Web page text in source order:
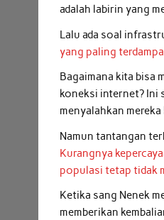
adalah labirin yang
Lalu ada soal
yang paling
Bagaimana kita bisa
koneksi internet? Ini
menyalahkan
Namun tantangan
Kurangnya
populasi tetap tidak
Ketika sang Nenek
memberikan